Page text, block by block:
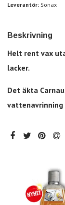
Leverantör: Sonax
Beskrivning
Helt rent vax
lacker.
Det äkta
vattenavrinning